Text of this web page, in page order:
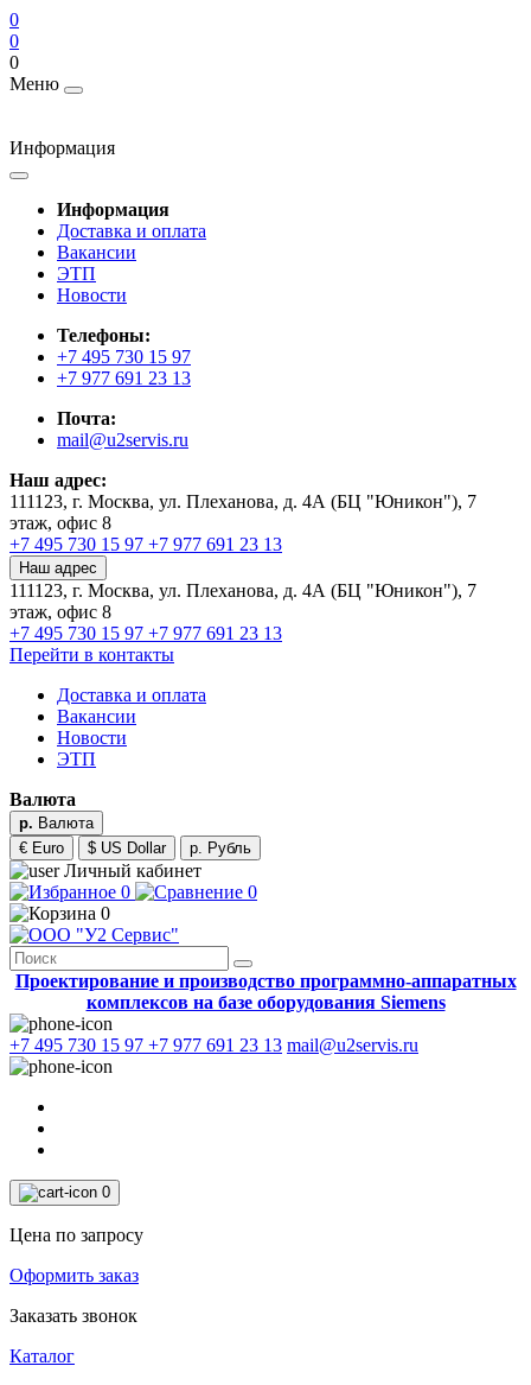
0
0
0
Меню
Информация
Информация
Доставка и оплата
Вакансии
ЭТП
Новости
Телефоны:
+7 495 730 15 97
+7 977 691 23 13
Почта:
mail@u2servis.ru
Наш адрес:
111123, г. Москва, ул. Плеханова, д. 4А (БЦ "Юникон"), 7
этаж, офис 8
+7 495 730 15 97 +7 977 691 23 13
Наш адрес
111123, г. Москва, ул. Плеханова, д. 4А (БЦ "Юникон"), 7
этаж, офис 8
+7 495 730 15 97 +7 977 691 23 13
Перейти в контакты
Доставка и оплата
Вакансии
Новости
ЭТП
Валюта
р. Валюта
€ Euro
$ US Dollar р. Рубль
Личный кабинет
0
0
0
Проектирование и производство программно-аппаратных
комплексов на базе оборудования Siemens
+7 495 730 15 97 +7 977 691 23 13 mail@u2servis.ru
0
Цена по запросу
Оформить заказ
Заказать звонок
Каталог